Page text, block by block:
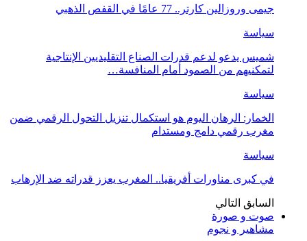
جيمى وروزالين كارتر.. 77 عامًا في القفص الذهبي
سياسة
شميس يدعو لدعم قدرات الصناع التقليديين الإنتاجية
لتمكنيهم من الصمود أمام المنافسة…
سياسة
الخمار: الرهان اليوم هو استكمال تنزيل التحول الرقمي ضمن
مغرب رقمي دامج ومستدام
سياسة
في كبرى مناورات أفريقيا.. المغرب يعزز قدراته ضد الإرهاب
السابق التالي
صوت و صورة
مشاهير و نجوم